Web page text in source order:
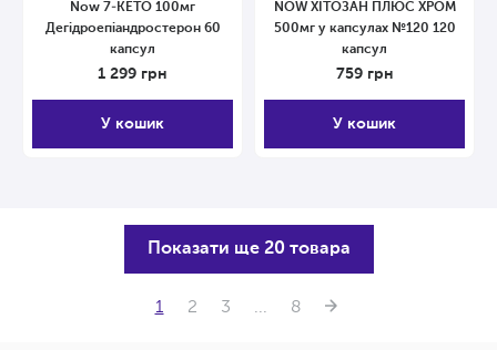
Now 7-KETO 100мг
Дегідроепіандростерон 60
капсул
1 299 грн
У кошик
NOW ХІТОЗАН ПЛЮС ХРОМ
500мг у капсулах №120 120
капсул
759 грн
У кошик
Показати ще 20 товара
1 2 3 ... 8